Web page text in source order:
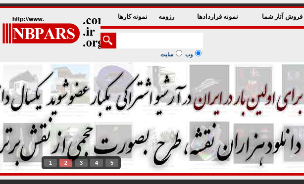
فروش آثار شما نمونه قراردادها رزومه نمونه کارها
وب سایت
1 2 3 4 5